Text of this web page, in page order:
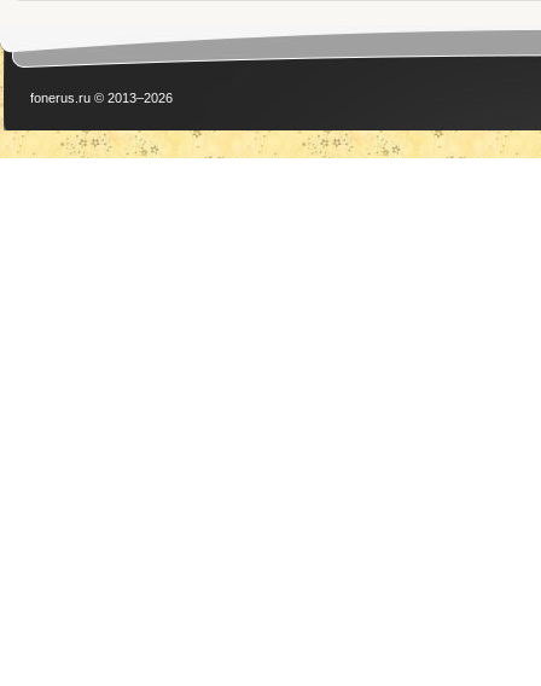
fonerus.ru © 2013–2026